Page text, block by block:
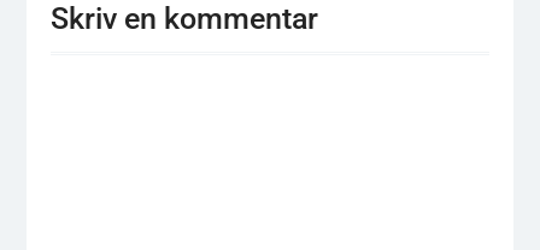
Skriv en kommentar